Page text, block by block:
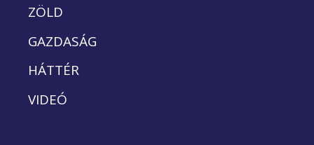
ZÖLD
GAZDASÁG
HÁTTÉR
VIDEÓ